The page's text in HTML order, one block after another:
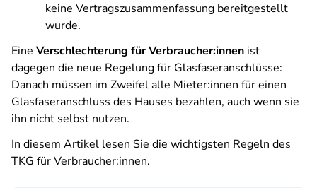
keine Vertragszusammenfassung bereitgestellt
wurde.
Eine Verschlechterung für Verbraucher:innen ist
dagegen die neue Regelung für Glasfaseranschlüsse:
Danach müssen im Zweifel alle Mieter:innen für einen
Glasfaseranschluss des Hauses bezahlen, auch wenn sie
ihn nicht selbst nutzen.
In diesem Artikel lesen Sie die wichtigsten Regeln des
TKG für Verbraucher:innen.